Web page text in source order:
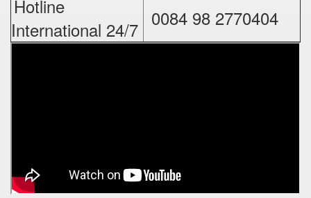
Hotline
International 24/7 0084 98 2770404